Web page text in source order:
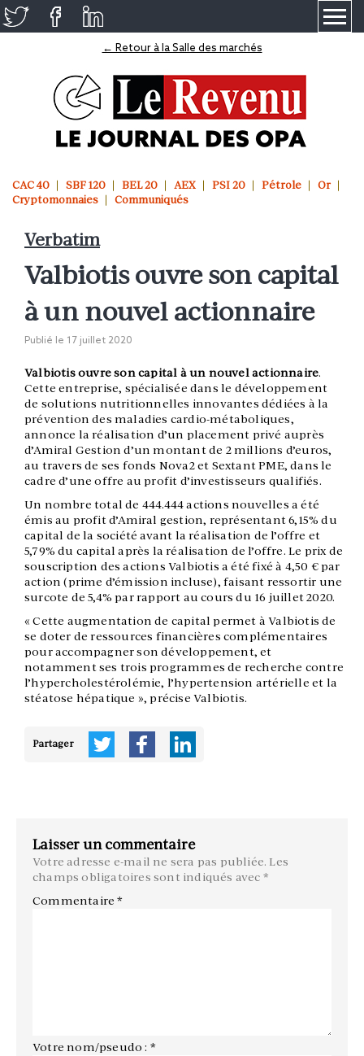
← Retour à la Salle des marchés
CAC 40 SBF 120 BEL 20 AEX PSI 20 Pétrole
Or
Cryptomonnaies
Communiqués
Verbatim
Valbiotis ouvre son capital
à un nouvel actionnaire
Publié le 17 juillet 2020
Valbiotis ouvre son capital à un nouvel actionnaire.
Cette entreprise, spécialisée dans le développement
de solutions nutritionnelles innovantes dédiées à la
prévention des maladies cardio-métaboliques,
annonce la réalisation d’un placement privé auprès
d’Amiral Gestion d’un montant de 2 millions d’euros,
au travers de ses fonds Nova2 et Sextant PME, dans le
cadre d’une offre au profit d’investisseurs qualifiés.
Un nombre total de 444.444 actions nouvelles a été
émis au profit d’Amiral gestion, représentant 6,15% du
capital de la société avant la réalisation de l’offre et
5,79% du capital après la réalisation de l’offre. Le prix de
souscription des actions Valbiotis a été fixé à 4,50 € par
action (prime d’émission incluse), faisant ressortir une
surcote de 5,4% par rapport au cours du 16 juillet 2020.
« Cette augmentation de capital permet à Valbiotis de
se doter de ressources financières complémentaires
pour accompagner son développement, et
notamment ses trois programmes de recherche contre
l’hypercholestérolémie, l’hypertension artérielle et la
stéatose hépatique », précise Valbiotis.
Partager
Laisser un commentaire
Votre adresse e-mail ne sera pas publiée. Les
champs obligatoires sont indiqués avec *
Commentaire*
Votre nom/pseudo : *